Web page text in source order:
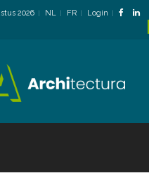
2026 NL FR
Login